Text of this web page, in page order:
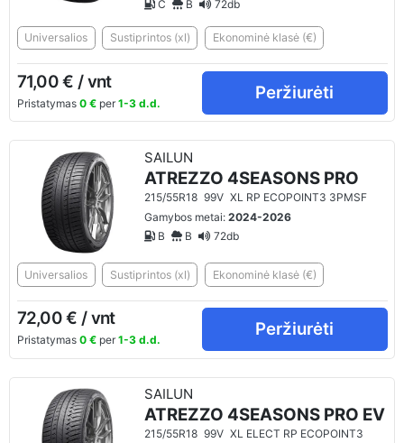
C B 72db
Universalios Sustiprintos (xl) Ekonominė klasė (€)
71,00 € / vnt
Pristatymas 0 €per 1-3 d.d.
Peržiurėti
SAILUN
ATREZZO 4SEASONS PRO
215/55R18 99V XL RP ECOPOINT3 3PMSF
Gamybos metai:2024-2026
B
B 72db
Universalios Sustiprintos (xl) Ekonominė klasė (€)
72,00 € / vnt
Pristatymas 0 €per 1-3 d.d.
Peržiurėti
SAILUN
ATREZZO 4SEASONS PRO EV
215/55R18 99V XL ELECT RP ECOPOINT3